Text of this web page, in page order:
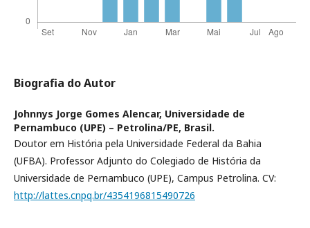
Biografia do Autor
Johnnys Jorge Gomes Alencar, Universidade de
Pernambuco (UPE) – Petrolina/PE, Brasil.
Doutor em História pela Universidade Federal da Bahia
(UFBA). Professor Adjunto do Colegiado de História da
Universidade de Pernambuco (UPE), Campus Petrolina. CV:
http://lattes.cnpq.br/4354196815490726